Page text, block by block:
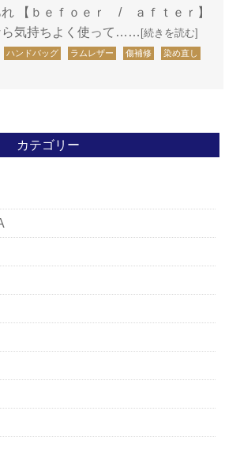
れ 【ｂｅｆｏｅｒ / ａｆｔｅｒ】
ら気持ちよく使って…… [続きを読む]
ハンドバッグ ラムレザー 傷補修 染め直し
カテゴリー